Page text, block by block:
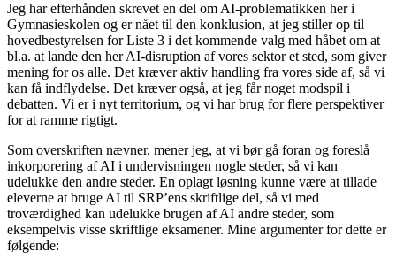
Jeg har efterhånden skrevet en del om AI-problematikken her i
Gymnasieskolen og er nået til den konklusion, at jeg stiller op til
hovedbestyrelsen for Liste 3 i det kommende valg med håbet om at
bl.a. at lande den her AI-disruption af vores sektor et sted, som giver
mening for os alle. Det kræver aktiv handling fra vores side af, så vi
kan få indflydelse. Det kræver også, at jeg får noget modspil i
debatten. Vi er i nyt territorium, og vi har brug for flere perspektiver
for at ramme rigtigt.
Som overskriften nævner, mener jeg, at vi bør gå foran og foreslå
inkorporering af AI i undervisningen nogle steder, så vi kan
udelukke den andre steder. En oplagt løsning kunne være at tillade
eleverne at bruge AI til SRP’ens skriftlige del, så vi med
troværdighed kan udelukke brugen af AI andre steder, som
eksempelvis visse skriftlige eksamener. Mine argumenter for dette er
følgende: